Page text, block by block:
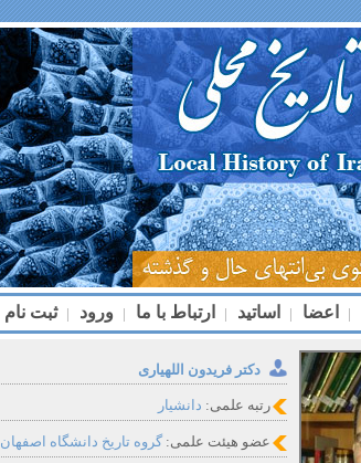
| اعضا | اساتید | ارتباط با ما | ورود | ثبت نام
دکتر فریدون اللهیاری
رتبه علمی: دانشیار
عضو هیئت علمی: گروه تاریخ دانشگاه اصفهان